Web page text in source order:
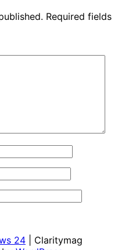
Required fields
24 | Claritymag